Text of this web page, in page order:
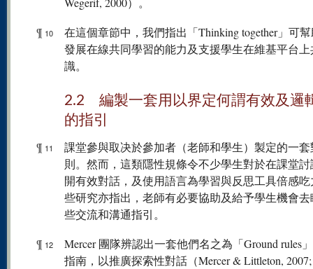
¶ 10
在這個章節中，我們指出「Thinking together」可
發展在線共同學習的能力及支援學生在維基平台
識。
2.2 編製一套用以界定何謂有效及邏
的指引
¶ 11
課堂參與取决於參加者（老師和學生）製定的一
則。然而，這類隱性規條令不少學生對於在課堂
開有效對話，及使用語言為學習與反思工具倍感
些研究亦指出，老師有必要協助及給予學生機會
些交流和溝通指引。
¶ 12
Mercer 團隊辨認出一套他們名之為「Ground rules
指南，以推廣探索性對話（Mercer & Littleton, 2007;